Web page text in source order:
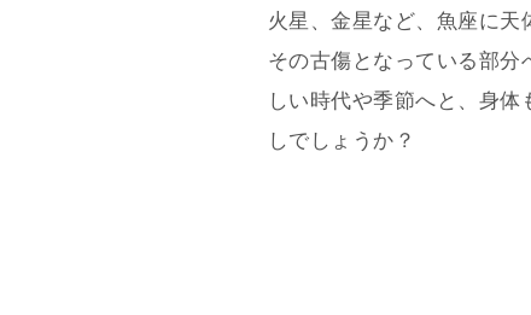
火星、金星など、魚座に天
その古傷となっている部
しい時代や季節へと、身
しでしょうか？